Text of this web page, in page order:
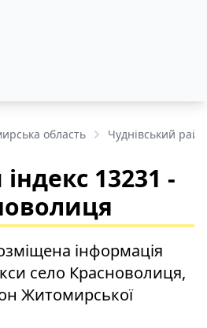
область Чуднівський
13231 -
інформація
село Красноволиця,
Житомирської